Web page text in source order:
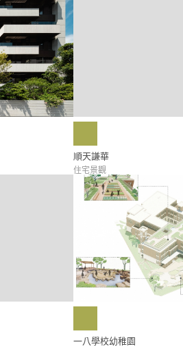
順天謙華
住宅景觀
一八學校幼稚園